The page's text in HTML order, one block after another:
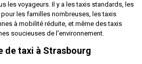
les voyageurs. Il y a les taxis standards, les
les familles nombreuses, les taxis
à mobilité réduite, et même des taxis
soucieuses de l'environnement.
de taxi à Strasbourg